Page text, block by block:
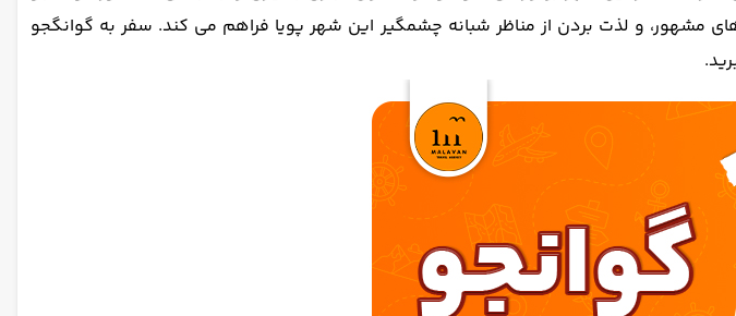
مشهور، و لذت بردن از مناظر شبانه چشمگیر این شهر پویا فراهم می کند. سفر به گوانگجو